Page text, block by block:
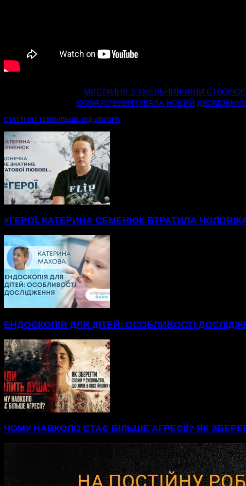
МИСТКИНЯ З ХМЕЛЬНИЧЧИНИ СТВОРЮЄ
SOWA ПРЕЗЕНТУВАЛА НОВИЙ
СТАТТІ ПО ТЕМІ БІЛЬШЕ ВІД АВТОРА
#ГЕРОЇ. КАТЕРИНА СЕМЕНЮК ВТРАТИЛА
ЕНДОСКОПІЯ ДЛЯ ДІТЕЙ: ОСОБЛИВОСТІ
ЧОМУ НАВКОЛО СТАЄ БІЛЬШЕ АГРЕСІЇ? ЯК